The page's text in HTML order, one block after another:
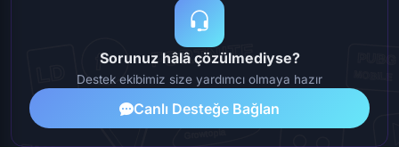
Sorunuz hâlâ çözülmediyse?
Destek ekibimiz size yardımcı olmaya hazır
Canlı Desteğe Bağlan